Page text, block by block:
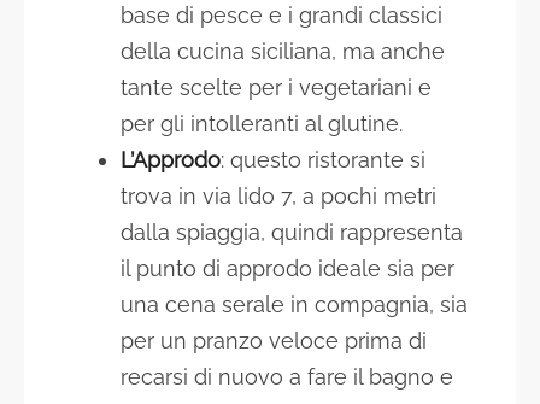
base di pesce e i grandi classici
della cucina siciliana, ma anche
tante scelte per i vegetariani e
per gli intolleranti al glutine.
L’Approdo: questo ristorante si
trova in via lido 7, a pochi metri
dalla spiaggia, quindi rappresenta
il punto di approdo ideale sia per
una cena serale in compagnia, sia
per un pranzo veloce prima di
recarsi di nuovo a fare il bagno e